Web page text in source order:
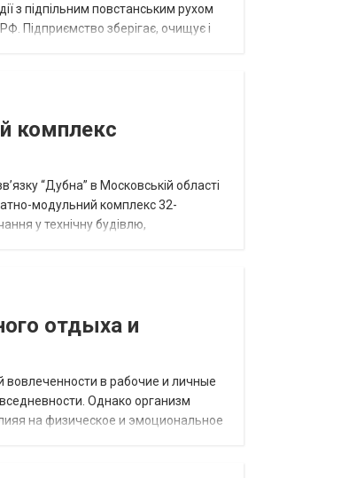
з підпільним повстанським рухом
Підприємство зберігає, очищує і
комплекс
“Дубна” в Московській області
модульний комплекс 32-
у технічну будівлю,
отдыха и
вовлеченности в рабочие и личные
Однако организм
на физическое и эмоциональное